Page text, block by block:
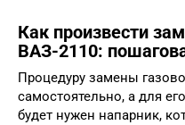
Как произвести
ВАЗ-2110:
Процедуру замены
самостоятельно, а для
будет нужен напарник,